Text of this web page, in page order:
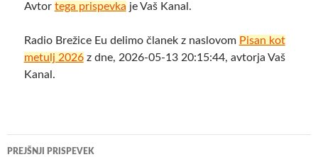
Avtor tega prispevka je Vaš Kanal.
Radio Brežice Eu delimo članek z naslovom Pisan kot
metulj 2026z dne, 2026-05-13 20:15:44, avtorja Vaš
Kanal.
Krmarjenje
PREJŠNJI PRISPEVEK